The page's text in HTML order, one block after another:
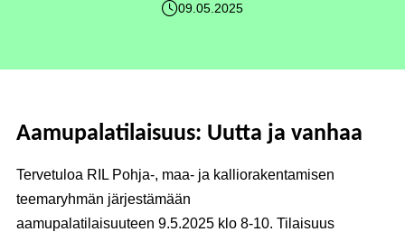
09.05.2025
Aamupalatilaisuus: Uutta ja vanhaa
Tervetuloa RIL Pohja-, maa- ja kalliorakentamisen
teemaryhmän järjestämään
aamupalatilaisuuteen 9.5.2025 klo 8-10. Tilaisuus